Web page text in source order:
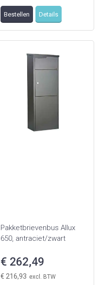
het ontvangen van grote
hoeveelheden p ...
Bestellen Details
Pakketbrievenbus Allux
650, antraciet/zwart
€ 262,49
€ 216,93